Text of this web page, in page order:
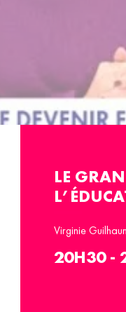
LE
Virginie
20H30 -